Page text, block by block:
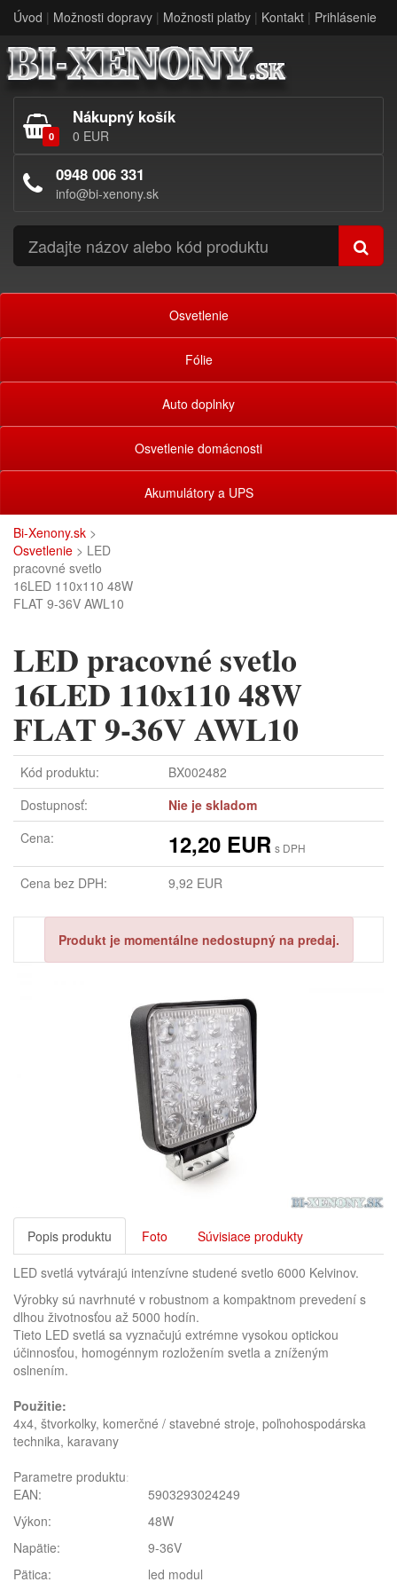
Úvod | Možnosti dopravy | Možnosti platby | Kontakt | Prihlásenie
0
Nákupný košík
0 EUR
0948 006 331
info@bi-xenony.sk
Osvetlenie
Fólie
Auto doplnky
Osvetlenie domácnosti
Akumulátory a UPS
Bi-Xenony.sk >
Osvetlenie > LED
pracovné svetlo
16LED 110x110 48W
FLAT 9-36V AWL10
LED pracovné svetlo
16LED 110x110 48W
FLAT 9-36V AWL10
Kód produktu:
BX002482
Dostupnosť:
Nie je skladom
Cena:
12,20 EUR s DPH
Cena bez DPH: 9,92 EUR
Produkt je momentálne nedostupný na predaj.
Popis produktu Foto Súvisiace produkty
LED svetlá vytvárajú intenzívne studené svetlo 6000 Kelvinov.
Výrobky sú navrhnuté v robustnom a kompaktnom prevedení s
dlhou životnosťou až 5000 hodín.
Tieto LED svetlá sa vyznačujú extrémne vysokou optickou
účinnosťou, homogénnym rozložením svetla a zníženým
oslnením.
Použitie:
4x4, štvorkolky, komerčné / stavebné stroje, poľnohospodárska
technika, karavany
Parametre produktu:
EAN:
5903293024249
Výkon:
48W
Napätie:
9-36V
Pätica:
led modul